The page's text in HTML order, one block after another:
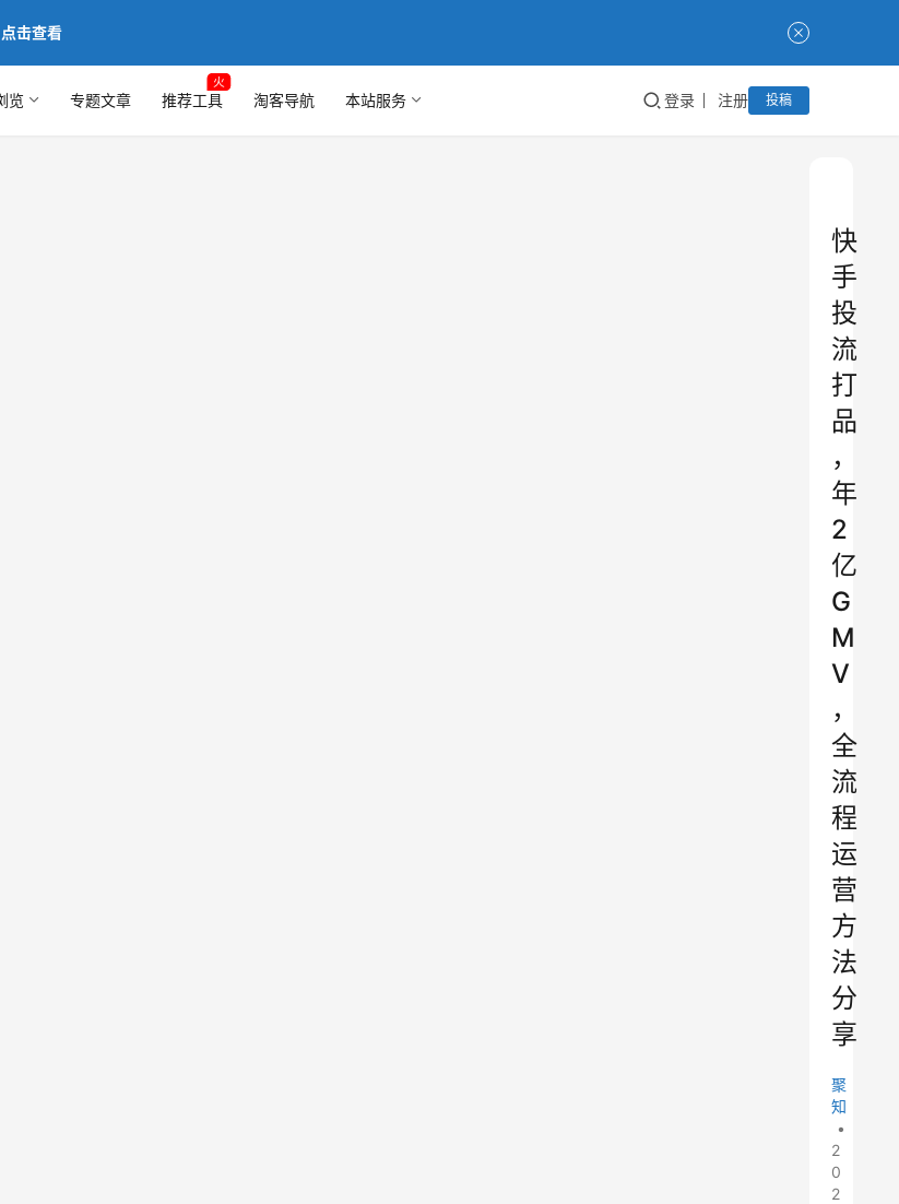
点击查看
览 专题文章 推荐工具
火
淘客导航 本站服务 登录 注册 投稿
快
手
投
流
打
品
，
年
2
亿
G
M
V
，
全
流
程
运
营
方
法
分
享
聚
知
•
2
0
2